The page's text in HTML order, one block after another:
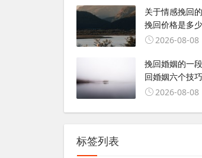
关于情感挽回
挽回价格是多少
2026-08-08
挽回婚姻的一
回婚姻六个技
2026-08-08
标签列表